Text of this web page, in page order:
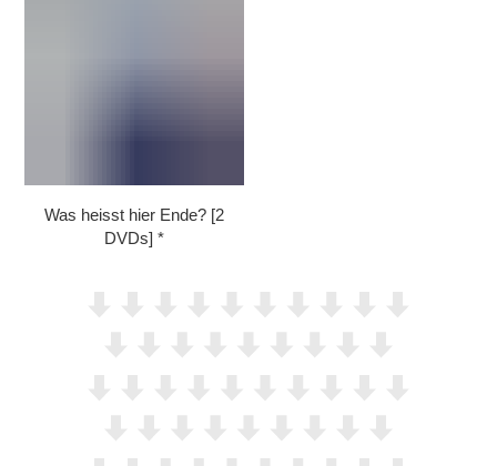
Was heisst hier Ende? [2
DVDs]